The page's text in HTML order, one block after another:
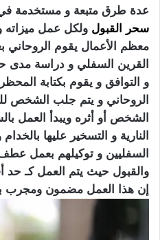
عدة طرق متبعة و مستخدمة
سحر
القبول ولكل عمل ميزاته
معظم الأعمال يقوم
القرين السفلي و دراسة مدى
و التوافق و يقوم بكتابة
الروحاني و يتم جلب الشخص
الشخص أو أثره ويبدأ العمل
النارية و التسخير عليها
السفليين و توكيلهم بعمل
إن هذا العمل مضمون ومجرب